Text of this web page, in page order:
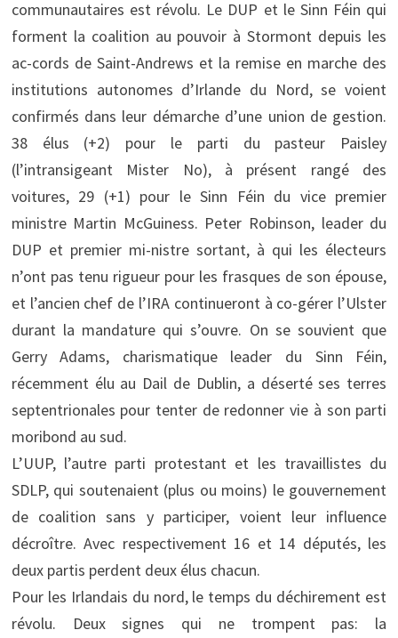
communautaires est révolu. Le DUP et le Sinn Féin qui
forment la coalition au pouvoir à Stormont depuis les
ac-cords de Saint-Andrews et la remise en marche des
institutions autonomes d’Irlande du Nord, se voient
confirmés dans leur démarche d’une union de gestion.
38 élus (+2) pour le parti du pasteur Paisley
(l’intransigeant Mister No), à présent rangé des
voitures, 29 (+1) pour le Sinn Féin du vice premier
ministre Martin McGuiness. Peter Robinson, leader du
DUP et premier mi-nistre sortant, à qui les électeurs
n’ont pas tenu rigueur pour les frasques de son épouse,
et l’ancien chef de l’IRA continueront à co-gérer l’Ulster
durant la mandature qui s’ouvre. On se souvient que
Gerry Adams, charismatique leader du Sinn Féin,
récemment élu au Dail de Dublin, a déserté ses terres
septentrionales pour tenter de redonner vie à son parti
moribond au sud.
L’UUP, l’autre parti protestant et les travaillistes du
SDLP, qui soutenaient (plus ou moins) le gouvernement
de coalition sans y participer, voient leur influence
décroître. Avec respectivement 16 et 14 députés, les
deux partis perdent deux élus chacun.
Pour les Irlandais du nord, le temps du déchirement est
révolu. Deux signes qui ne trompent pas: la